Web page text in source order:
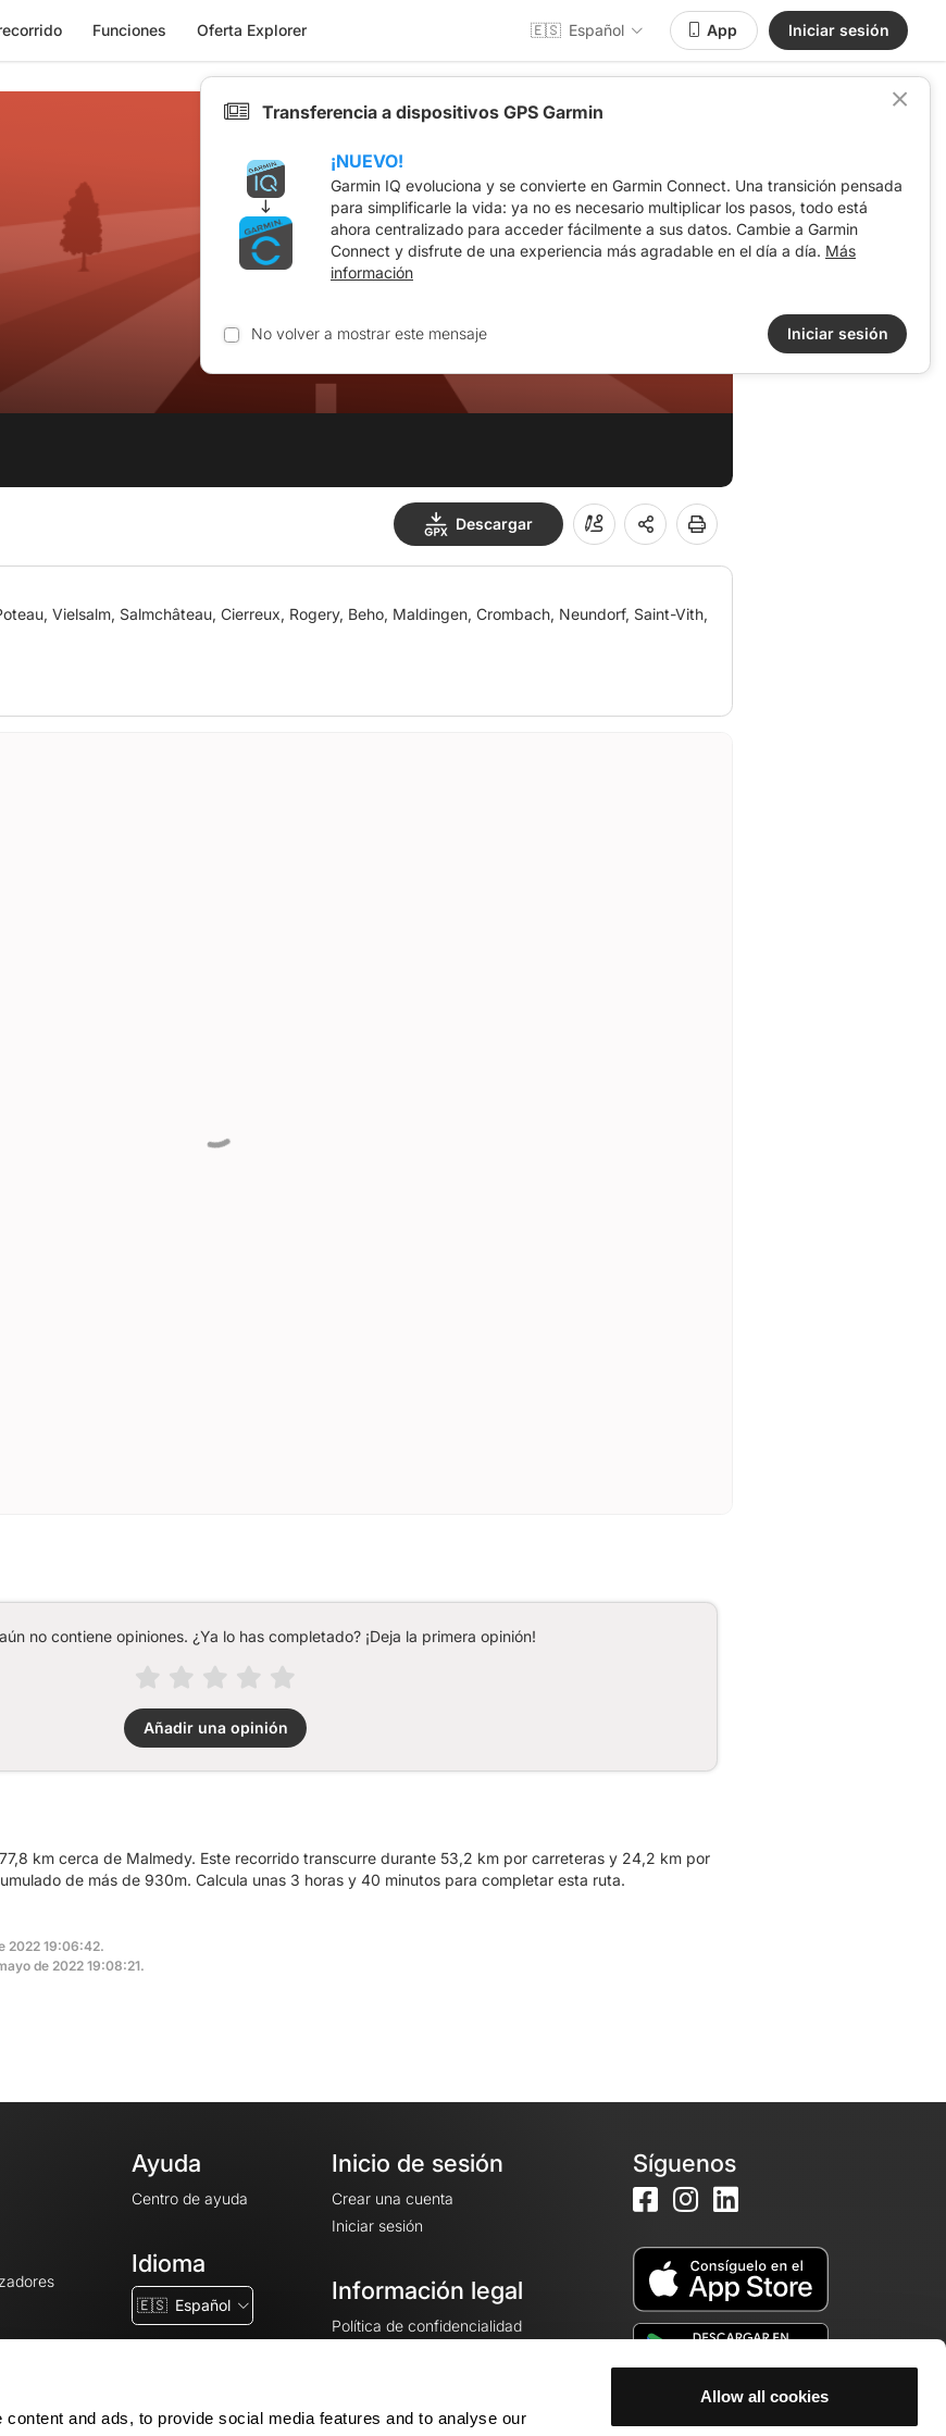
and ads, to provide social media features and to analyse our
Allow all cookies
Funciones Oferta Explorer 🇪🇸 Español App Iniciar sesión
Descargar
Vielsalm, Salmchâteau, Cierreux, Rogery, Beho, Maldingen, Crombach, Neundorf, Saint-Vith,
no contiene opiniones. ¿Ya lo has completado? ¡Deja la primera opinión!
Añadir una opinión
km cerca de Malmedy. Este recorrido transcurre durante 53,2 km por carreteras y 24,2 km por
de más de 930m. Calcula unas 3 horas y 40 minutos para completar esta ruta.
2022 19:06:42.
de 2022 19:08:21.
Ayuda
Centro de ayuda
Idioma
🇪🇸 Español
Inicio de sesión
Crear una cuenta
Iniciar sesión
Información legal
Política de confidencialidad
Avisos legales
Síguenos
Transferencia a dispositivos GPS Garmin
¡NUEVO!
Garmin IQ evoluciona y se convierte en Garmin Connect. Una transición pensada
para simplificarle la vida: ya no es necesario multiplicar los pasos, todo está
ahora centralizado para acceder fácilmente a sus datos. Cambie a Garmin
Connect y disfrute de una experiencia más agradable en el día a día. Más
información
No volver a mostrar este mensaje Iniciar sesión